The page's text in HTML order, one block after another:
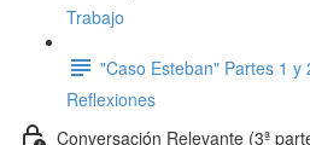
Trabajo
"Caso Esteban" Partes 1 y
Reflexiones
Conversación Relevante (3ª